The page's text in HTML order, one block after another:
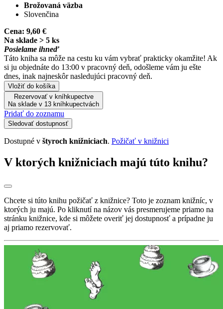
Brožovaná väzba
Slovenčina
Cena: 9,60 €
Na sklade > 5 ks
Posielame ihneď
Táto kniha sa môže na cestu ku vám vybrať prakticky okamžite! Ak
si ju objednáte do 13:00 v pracovný deň, odošleme vám ju ešte
dnes, inak najneskôr nasledujúci pracovný deň.
Vložiť do košíka
Rezervovať v kníhkupectve
Na sklade v 13 kníhkupectvách
Pridať do zoznamu
Sledovať dostupnosť
Dostupné v štyroch knižniciach. Požičať v knižnici
V ktorých knižniciach majú túto knihu?
Chcete si túto knihu požičať z knižnice? Toto je zoznam knižníc, v
ktorých ju majú. Po kliknutí na názov vás presmerujeme priamo na
stránku knižnice, kde si môžete overiť jej dostupnosť a prípadne ju
aj priamo rezervovať.